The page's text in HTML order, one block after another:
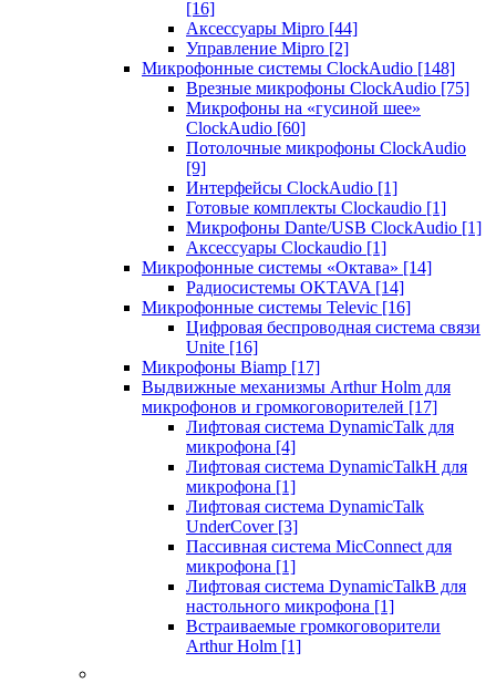
[16]
Аксессуары Mipro [44]
Управление Mipro [2]
Микрофонные системы ClockAudio [148]
Врезные микрофоны ClockAudio [75]
Микрофоны на «гусиной шее»
ClockAudio [60]
Потолочные микрофоны ClockAudio
[9]
Интерфейсы ClockAudio [1]
Готовые комплекты Clockaudio [1]
Микрофоны Dante/USB ClockAudio [1]
Аксессуары Clockaudio [1]
Микрофонные системы «Октава» [14]
Радиосистемы OKTAVA [14]
Микрофонные системы Televic [16]
Цифровая беспроводная система связи
Unite [16]
Микрофоны Biamp [17]
Выдвижные механизмы Arthur Holm для
микрофонов и громкоговорителей [17]
Лифтовая система DynamicTalk для
микрофона [4]
Лифтовая система DynamicTalkH для
микрофона [1]
Лифтовая система DynamicTalk
UnderCover [3]
Пассивная система MicConnect для
микрофона [1]
Лифтовая система DynamicTalkB для
настольного микрофона [1]
Встраиваемые громкоговорители
Arthur Holm [1]